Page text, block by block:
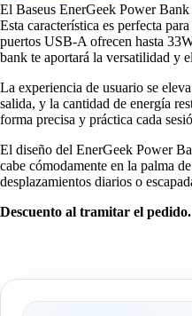
El Baseus EnerGeek Power
Esta característica es perfecta
puertos USB-A ofrecen hasta
bank te aportará la versatilidad y
La experiencia de usuario se
salida, y la cantidad de energía
forma precisa y práctica cada
El diseño del EnerGeek Power
cabe cómodamente en la palma
desplazamientos diarios o
Descuento al tramitar el pedido.